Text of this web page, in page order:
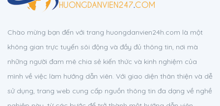
Chào mừng bạn đến với trang huongdanvien24h.com là một
không gian trực tuyến sôi động và đầy đủ thông tin, nơi mà
những người đam mê chia sẻ kiến thức và kinh nghiệm của
mình về việc làm hướng dẫn viên. Với giao diện thân thiện và dễ
sử dụng, trang web cung cấp nguồn thông tin đa dạng về nghề